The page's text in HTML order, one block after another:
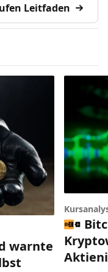
Leitfaden
warnte